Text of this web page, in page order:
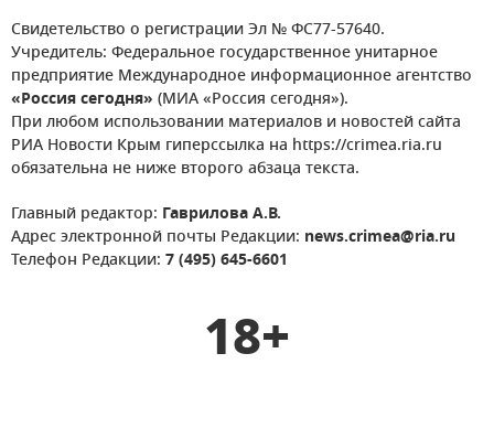
Свидетельство о регистрации Эл № ФС77-57640.
Учредитель: Федеральное государственное унитарное
предприятие Международное информационное агентство
«Россия сегодня» (МИА «Россия сегодня»).
При любом использовании материалов и новостей сайта
РИА Новости Крым гиперссылка на https://crimea.ria.ru
обязательна не ниже второго абзаца текста.
Главный редактор: Гаврилова А.В.
Адрес электронной почты Редакции: news.crimea@ria.ru
Телефон Редакции: 7 (495) 645-6601
18+